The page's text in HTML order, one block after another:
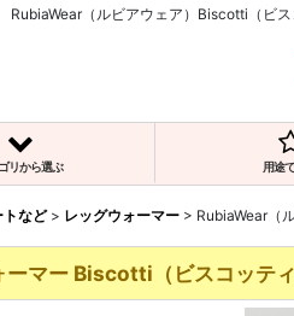
RubiaWear（ルビアウェア）Biscotti（ビ
リから選ぶ 用途
トなど > レッグウォーマー > RubiaWear（
マー Biscotti（ビスコッテ